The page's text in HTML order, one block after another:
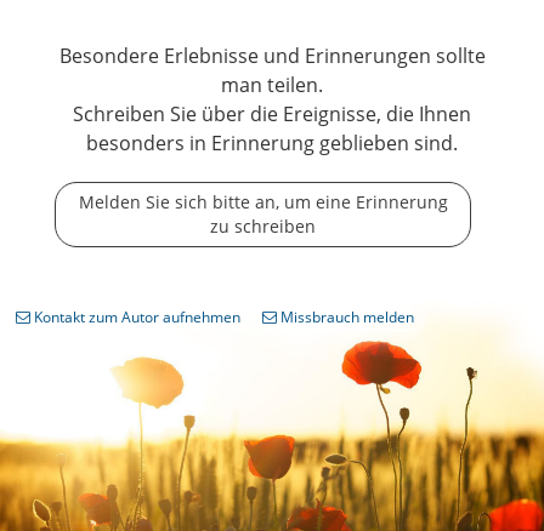
Besondere Erlebnisse und Erinnerungen sollte
man teilen.
Schreiben Sie über die Ereignisse, die Ihnen
besonders in Erinnerung geblieben sind.
Melden Sie sich bitte an, um eine Erinnerung
zu schreiben
Kontakt zum Autor aufnehmen Missbrauch melden